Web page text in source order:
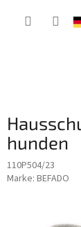
hunden
110P504/23
Marke: BEFADO